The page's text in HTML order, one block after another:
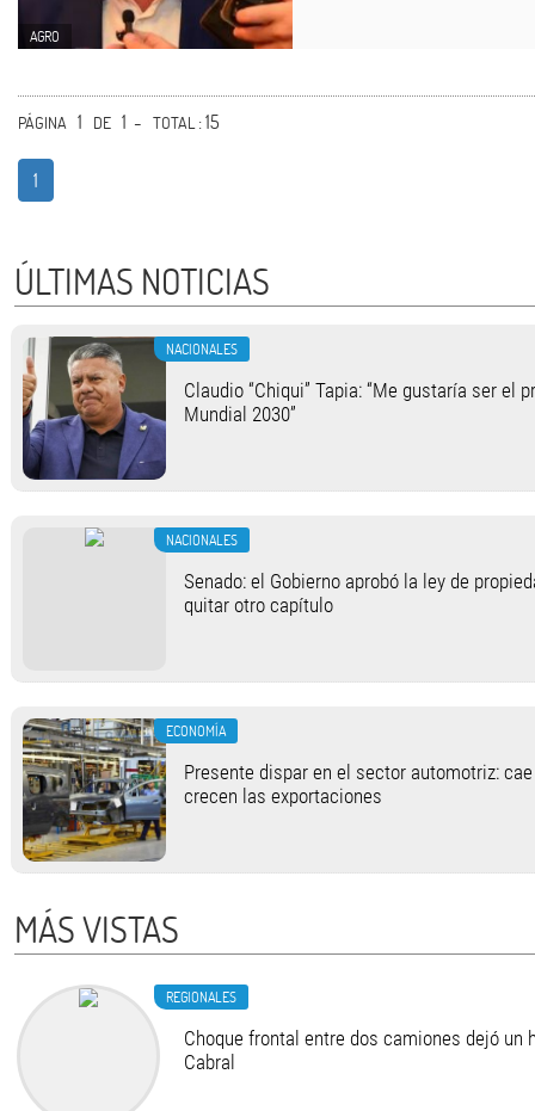
AGRO
PÁGINA 1 DE 1 - TOTAL: 15
1
ÚLTIMAS NOTICIAS
NACIONALES
Claudio “Chiqui” Tapia: “Me gustaría ser el
Mundial 2030”
NACIONALES
Senado: el Gobierno aprobó la ley de
quitar otro capítulo
ECONOMÍA
Presente dispar en el sector automotriz:
crecen las exportaciones
MÁS VISTAS
REGIONALES
Choque frontal entre dos camiones dejó un
Cabral